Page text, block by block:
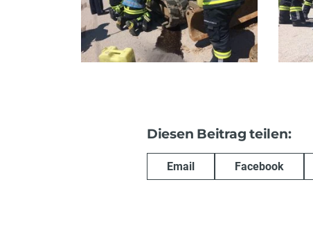
Diesen Beitrag teilen:
Email Facebook